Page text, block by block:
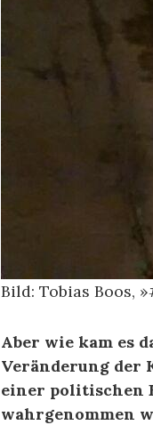
Bild: Tobias Boos,
Aber wie kam es
Veränderung der
einer politischen
wahrgenommen